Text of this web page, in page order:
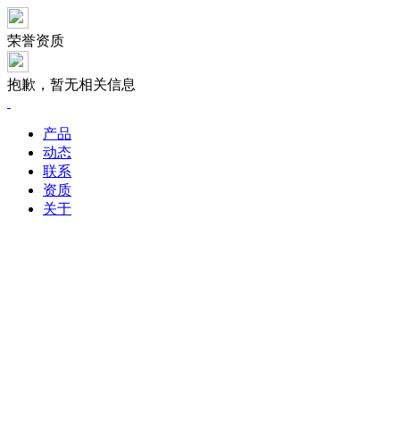
荣誉资质
抱歉，暂无相关信息
产品
动态
联系
资质
关于